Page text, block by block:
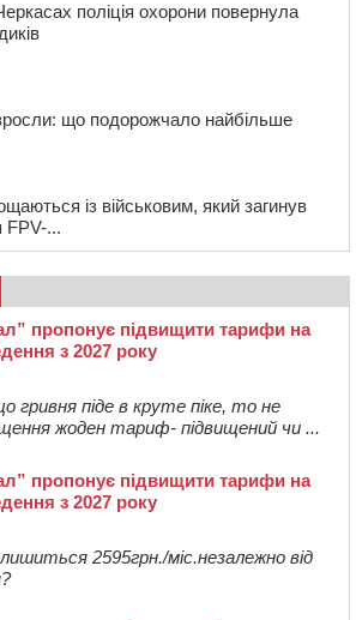
поліція охорони повернула
що подорожчало найбільше
із військовим, який загинув
FPV-...
пропонує підвищити тарифи на
з 2027 року
гривня піде в круте піке, то не
жоден тариф- підвищений чи ...
пропонує підвищити тарифи на
з 2027 року
2595грн./міс.незалежно від